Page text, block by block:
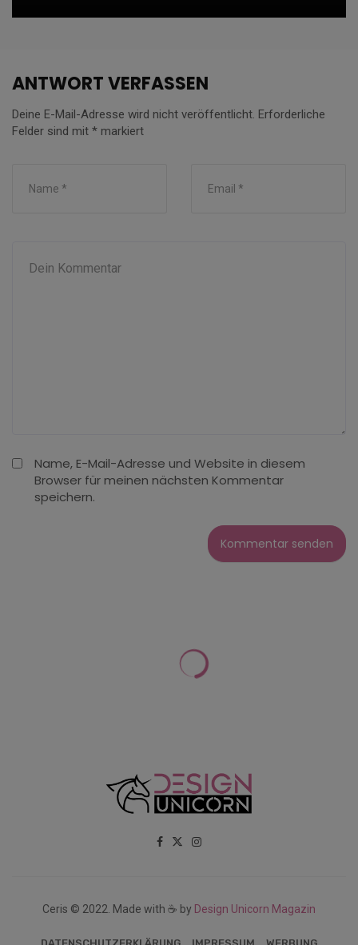
ANTWORT VERFASSEN
Deine E-Mail-Adresse wird nicht veröffentlicht. Erforderliche
Felder sind mit * markiert
Name, E-Mail-Adresse und Website in diesem
Browser für meinen nächsten Kommentar
speichern.
Ceris © 2022. Made with ☕ by Design Unicorn Magazin